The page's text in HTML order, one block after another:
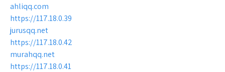
ahliqq.com
https://117.18.0.39
jurusqq.net
https://117.18.0.42
murahqq.net
https://117.18.0.41